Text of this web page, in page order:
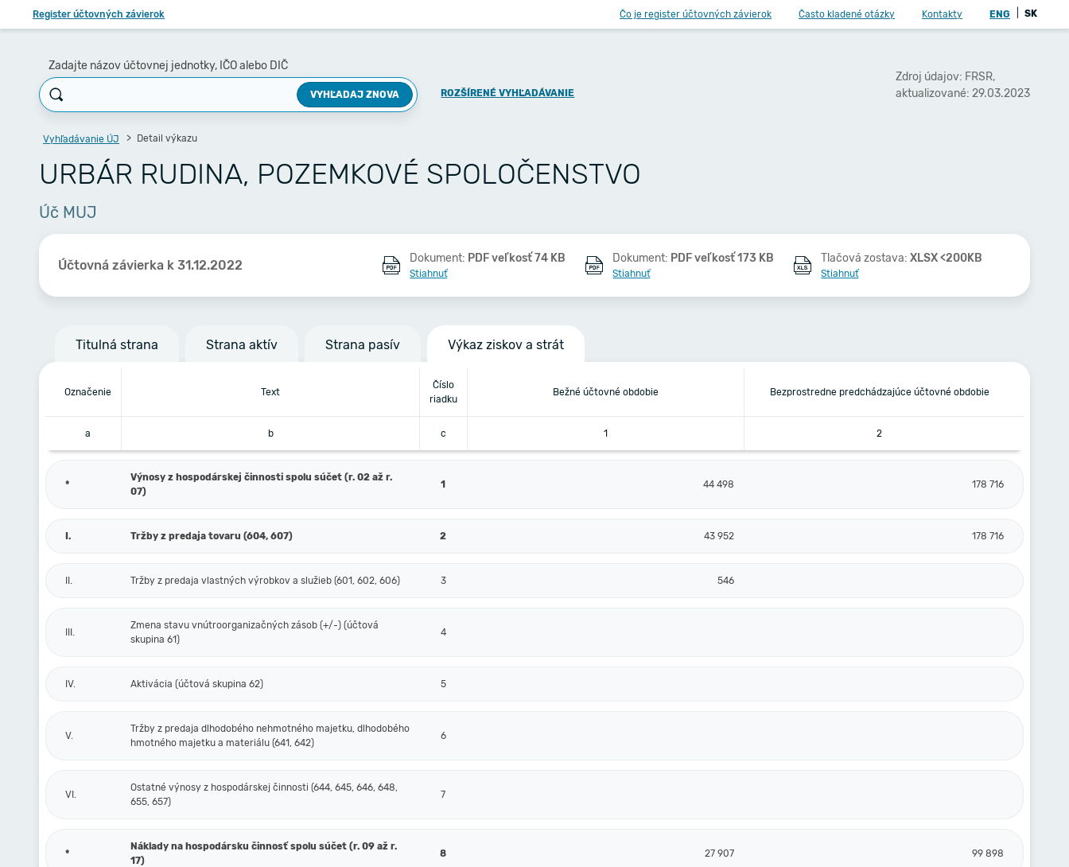
Register účtovných závierok Čo je register účtovných závierok Často kladené otázky Kontakty ENG SK
Zadajte názov účtovnej jednotky, IČO alebo DIČ
VYHĽADAJ ZNOVA ROZŠÍRENÉ VYHĽADÁVANIE
Zdroj údajov: FRSR,
aktualizované: 29.03.2023
Vyhľadávanie ÚJ Detail výkazu
URBÁR RUDINA, POZEMKOVÉ SPOLOČENSTVO
Úč MUJ
Účtovná závierka k 31.12.2022 Dokument: PDF veľkosť 74 KB
Stiahnuť
Dokument: PDF veľkosť 173 KB
Stiahnuť
Tlačová zostava:XLSX <200KB
Stiahnuť
Titulná strana Strana aktív Strana pasív Výkaz ziskov a strát
Označenie Text
Číslo
riadku
Bežné účtovné obdobie Bezprostredne predchádzajúce účtovné obdobie
a b c 1 2
*
Výnosy z hospodárskej činnosti spolu súčet (r. 02 až r.
07)
1 44 498 178 716
I. Tržby z predaja tovaru (604, 607) 2 43 952 178 716
II. Tržby z predaja vlastných výrobkov a služieb (601, 602, 606) 3 546
III.
Zmena stavu vnútroorganizačných zásob (+/-) (účtová
skupina 61)
4
IV. Aktivácia (účtová skupina 62) 5
V.
Tržby z predaja dlhodobého nehmotného majetku, dlhodobého
hmotného majetku a materiálu (641, 642)
6
VI.
Ostatné výnosy z hospodárskej činnosti (644, 645, 646, 648,
655, 657)
7
*
Náklady na hospodársku činnosť spolu súčet (r. 09 až r.
17)
8 27 907 99 898